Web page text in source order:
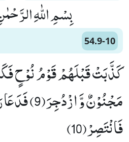
بِسْمِ اللّٰهِ
54.9-10
كَذَّبَتْ قَبْلَهُمْ قَوْمُ نُوْحٍ
مَجْنُوْنٌ وَّ
فَانْتَصِرْ(10)